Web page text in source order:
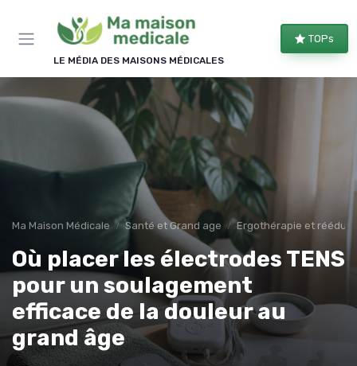
LE MÉDIA DES MAISONS MÉDICALES
TOPs
Ma Maison Médicale Santé et Grand age Ergothérapie et
Où placer les électrodes TENS
pour un soulagement
efficace de la douleur au
grand âge